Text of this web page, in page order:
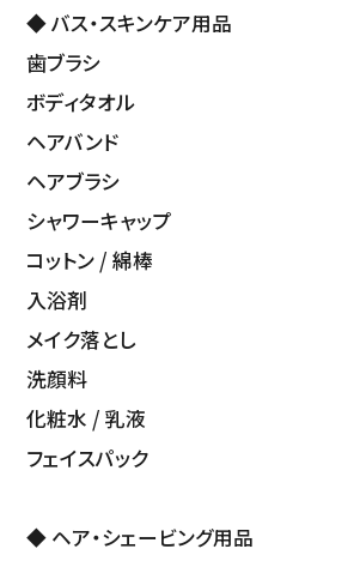
◆ バス・スキンケア用品
歯ブラシ
ボディタオル
ヘアバンド
ヘアブラシ
シャワーキャップ
コットン / 綿棒
入浴剤
メイク落とし
洗顔料
化粧水 / 乳液
フェイスパック
◆ ヘア・シェービング用品